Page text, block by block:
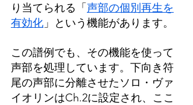
り当てられる「 声部の個別再生を
有効化 」という機能があります。
この譜例でも、その機能を使って
声部を処理しています。下向き符
尾の声部に分離させたソロ・ヴァ
イオリンはCh.2に設定され、ここ